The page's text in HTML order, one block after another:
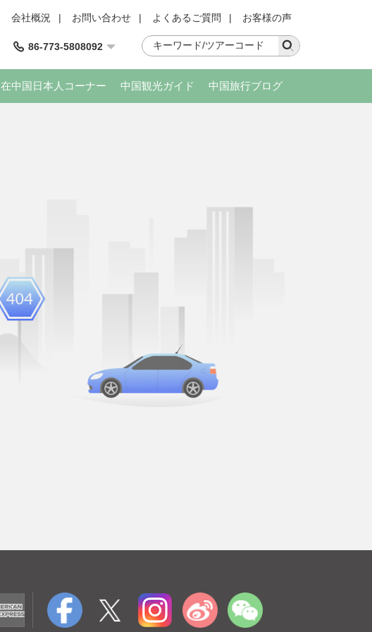
会社概況 | お問い合わせ | よくあるご質問 | お客様の声
86-773-5808092
在中国日本人コーナー 中国観光ガイド 中国旅行ブログ